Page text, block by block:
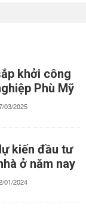
khởi công
Phù Mỹ
03/2025
kiến đầu tư
ở năm nay
01/2024